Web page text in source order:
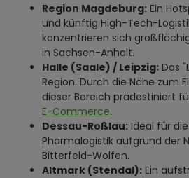
Region Magdeburg: Ein
und künftig High-Tech-
konzentrieren sich
in Sachsen-Anhalt.
Halle (Saale) / Leipzig: Das
Region. Durch die Nähe zum
dieser Bereich prädestiniert
E-Commerce.
Dessau-Roßlau: Ideal für die
Pharmalogistik aufgrund der
Bitterfeld-Wolfen.
Altmark (Stendal): Ein